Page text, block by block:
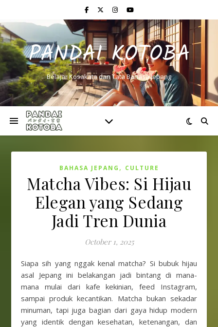
PANDAI KOTOBA
Belajar Kosakata dan Tata Bahasa Jepang
BAHASA JEPANG , CULTURE
Matcha Vibes: Si Hijau
Elegan yang Sedang
Jadi Tren Dunia
October 1, 2025
Siapa sih yang nggak kenal matcha? Si bubuk hijau
asal Jepang ini belakangan jadi bintang di mana-
mana mulai dari kafe kekinian, feed Instagram,
sampai produk kecantikan. Matcha bukan sekadar
minuman, tapi juga bagian dari gaya hidup modern
yang identik dengan kesehatan, ketenangan, dan